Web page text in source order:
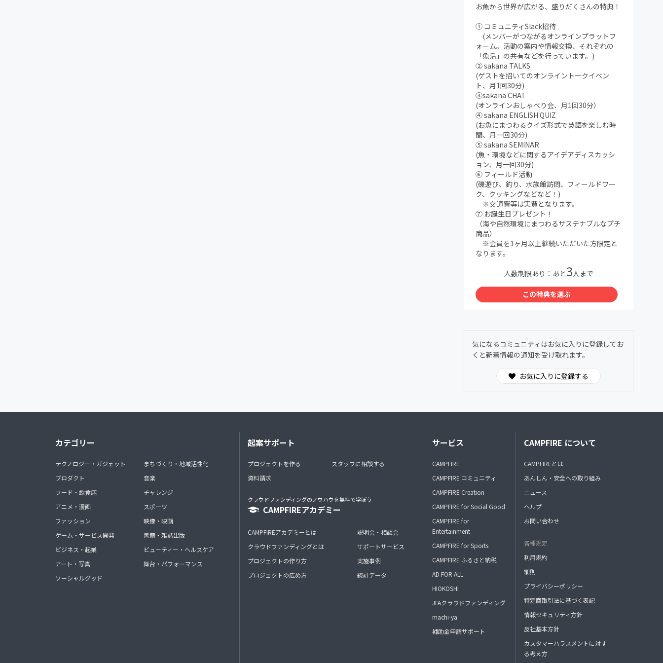
お魚から世界が広がる、盛りだくさんの特典！
① コミュニティSlack招待
(メンバーがつながるオンラインプラットフ
ォーム。活動の案内や情報交換、それぞれの
「魚活」の共有などを行っています。)
② sakana TALKS
(ゲストを招いてのオンライントークイベン
ト、月1回30分)
③sakana CHAT
(オンラインおしゃべり会、月1回30分）
④ sakana ENGLISH QUIZ
(お魚にまつわるクイズ形式で英語を楽しむ時
間、月一回30分)
⑤ sakana SEMINAR
(魚・環境などに関するアイデアディスカッシ
ョン、月一回30分)
⑥ フィールド活動
(磯遊び、釣り、水族館訪問、フィールドワー
ク、クッキングなどなど！)
※交通費等は実費となります。
⑦ お誕生日プレゼント！
（海や自然環境にまつわるサステナブルなプチ
商品）
※会員を1ヶ月以上継続いただいた方限定と
なります。
人数制限あり：あと3人まで
この特典を選ぶ
気になるコミュニティはお気に入りに登録してお
くと新着情報の通知を受け取れます。
お気に入りに登録する
カテゴリー
テクノロジー・ガジェット
プロダクト
フード・飲食店
アニメ・漫画
ファッション
ゲーム・サービス開発
ビジネス・起業
アート・写真
ソーシャルグッド
まちづくり・地域活性化
音楽
チャレンジ
スポーツ
映像・映画
書籍・雑誌出版
ビューティー・ヘルスケア
舞台・パフォーマンス
起案サポート
プロジェクトを作る
資料請求
スタッフに相談する
クラウドファンディングのノウハウを無料で学ぼう
CAMPFIREアカデミー
CAMPFIREアカデミーとは
クラウドファンディングとは
プロジェクトの作り方
プロジェクトの広め方
説明会・相談会
サポートサービス
実施事例
統計データ
サービス
CAMPFIRE
CAMPFIRE コミュニティ
CAMPFIRE Creation
CAMPFIRE for Social Good
CAMPFIRE for
Entertainment
CAMPFIRE for Sports
CAMPFIRE ふるさと納税
AD FOR ALL
HIOKOSHI
JFAクラウドファンディング
machi-ya
補助金申請サポート
CAMPFIRE について
CAMPFIREとは
あんしん・安全への取り組み
ニュース
ヘルプ
お問い合わせ
各種規定
利用規約
細則
プライバシーポリシー
特定商取引法に基づく表記
情報セキュリティ方針
反社基本方針
カスタマーハラスメントに対す
る考え方